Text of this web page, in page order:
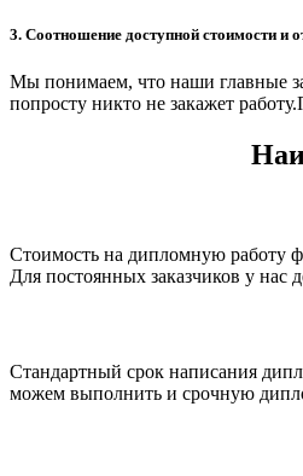
3. Соотношение доступной стоимости и
Мы понимаем, что наши главные
попросту никто не закажет
Стоимость на дипломную работу
Для постоянных заказчиков у нас
Стандартный срок написания
можем выполнить и срочную